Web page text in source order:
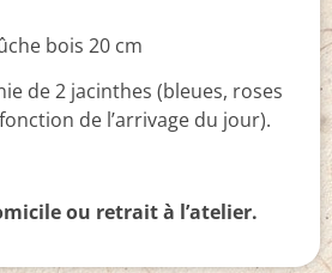
bois 20 cm
de 2 jacinthes (bleues, roses
de l’arrivage du jour).
ou retrait à l’atelier.